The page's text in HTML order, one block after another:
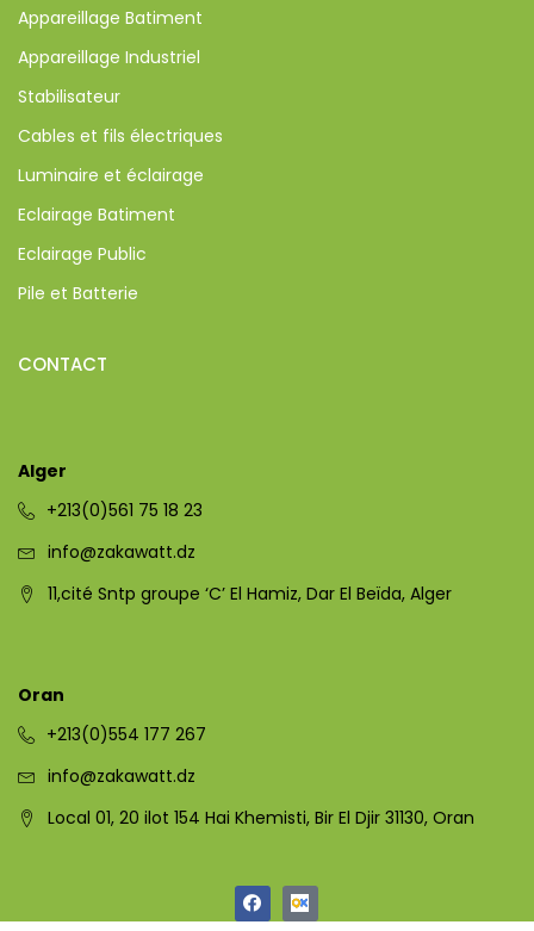
Appareillage Batiment
Appareillage Industriel
Stabilisateur
Cables et fils électriques
Luminaire et éclairage
Eclairage Batiment
Eclairage Public
Pile et Batterie
CONTACT
Alger
+213(0)561 75 18 23
info@zakawatt.dz
11,cité Sntp groupe ‘C’ El Hamiz, Dar El Beïda, Alger
Oran
+213(0)554 177 267
info@zakawatt.dz
Local 01, 20 ilot 154 Hai Khemisti, Bir El Djir 31130, Oran